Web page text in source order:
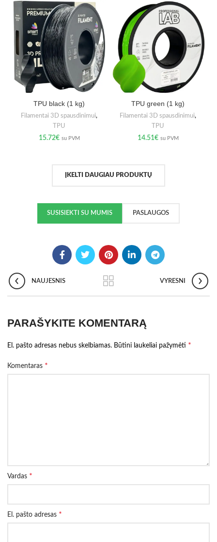
TPU black (1 kg)
Filamentai 3D spausdinimui,
TPU
15.72€ su PVM
TPU green (1 kg)
Filamentai 3D spausdinimui,
TPU
14.51€ su PVM
ĮKELTI DAUGIAU PRODUKTŲ
SUSISIEKTI SU MUMIS PASLAUGOS
NAUJESNIS VYRESNI
PARAŠYKITE KOMENTARĄ
El. pašto adresas nebus skelbiamas. Būtini laukeliai pažymėti *
Komentaras *
Vardas *
El. pašto adresas *